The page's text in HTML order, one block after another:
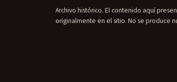
Archivo histórico. El contenido aquí
originalmente en el sitio. No se produce